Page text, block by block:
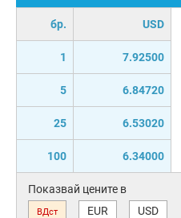
бр. USD
1 7.92500
5 6.84720
25 6.53020
100 6.34000
Показвай цените в
ВДст EUR USD